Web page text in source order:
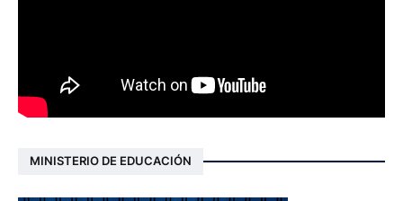
MINISTERIO DE EDUCACIÓN